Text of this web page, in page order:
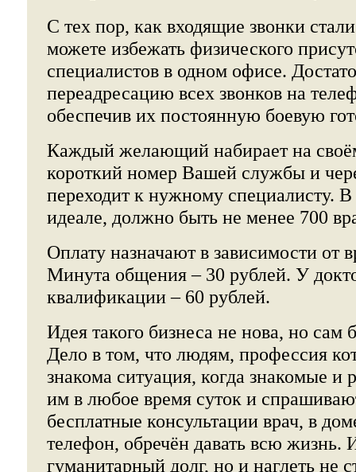
С тех пор, как входящие звонки
можете избежать физического
специалистов в одном офисе.
переадресацию всех звонков на
обеспечив их постоянную боевую
Каждый желающий набирает на
короткий номер Вашей службы и
переходит к нужному специалисту.
идеале, должно быть не менее 700
Оплату назначают в зависимости от
Минута общения – 30 рублей. У
квалификации – 60 рублей.
Идея такого бизнеса не нова, но сам
Дело в том, что людям, профессия
знакома ситуация, когда знакомые и
им в любое время суток и
бесплатные консультации врач, в
телефон, обречён давать всю жизнь.
гуманитарный долг, но и наглеть не